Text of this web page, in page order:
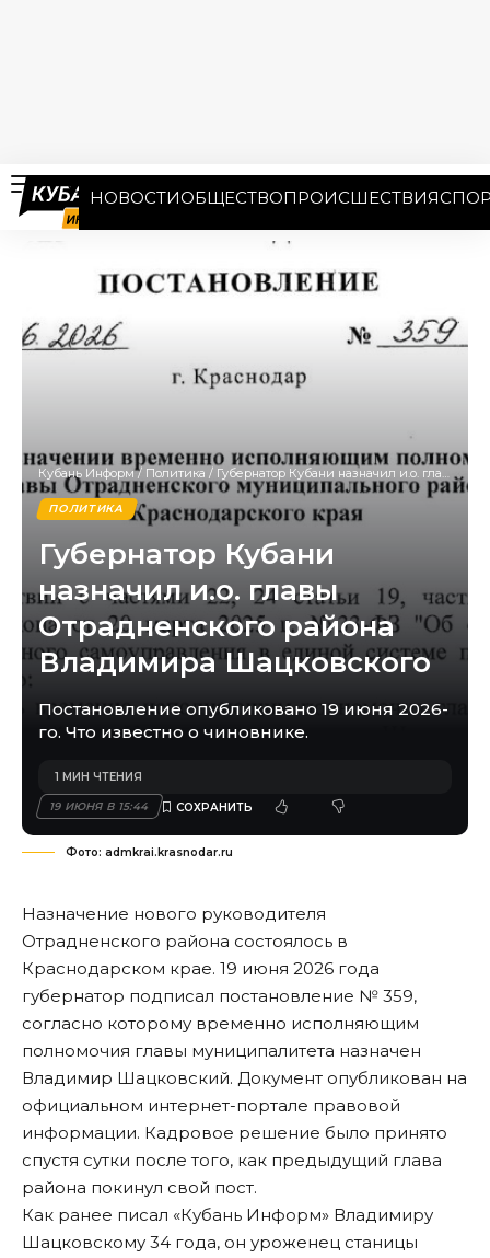
НОВОСТИОБЩЕСТВОПРОИСШЕСТВИЯ
Кубань Информ/ Политика / Губернатор Кубани назначил и.о. главы Отрадненского района Владимира Шацковского
ПОЛИТИКА
Губернатор Кубани
назначил и.о. главы
Отрадненского района
Владимира Шацковского
Постановление опубликовано 19 июня 2026-
го. Что известно о чиновнике.
19 ИЮНЯ В 15:44
1 МИН ЧТЕНИЯ
Фото: admkrai.krasnodar.ru
Назначение нового руководителя
Отрадненского района состоялось в
Краснодарском крае. 19 июня 2026 года
губернатор подписал постановление № 359,
согласно которому временно исполняющим
полномочия главы муниципалитета назначен
Владимир Шацковский. Документ опубликован на
официальном интернет-портале правовой
информации. Кадровое решение было принято
спустя сутки после того, как предыдущий глава
района покинул свой пост.
Как ранее писал «Кубань Информ» Владимиру
Шацковскому 34 года, он уроженец станицы